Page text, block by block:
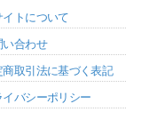
イトについて
い合わせ
商取引法に基づく表記
イバシーポリシー